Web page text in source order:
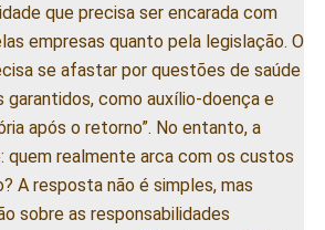
que precisa ser encarada com
empresas quanto pela legislação. O
se afastar por questões de saúde
como auxílio-doença e
após o retorno”. No entanto, a
quem realmente arca com os custos
A resposta não é simples, mas
sobre as responsabilidades